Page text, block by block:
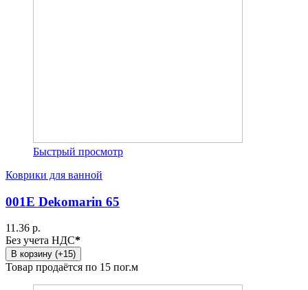
Быстрый просмотр
Коврики для ванной
001E Dekomarin 65
11.36 р.
Без учета НДС*
В корзину (+15)
Товар продаётся по 15 пог.м